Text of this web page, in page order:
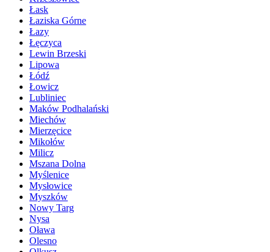
Łask
Łaziska Górne
Łazy
Łęczyca
Lewin Brzeski
Lipowa
Łódź
Łowicz
Lubliniec
Maków Podhalański
Miechów
Mierzęcice
Mikołów
Milicz
Mszana Dolna
Myślenice
Mysłowice
Myszków
Nowy Targ
Nysa
Oława
Olesno